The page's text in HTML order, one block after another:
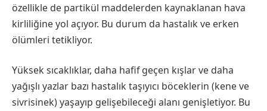
özellikle de partikül maddelerden kaynaklanan hava
kirliliğine yol açıyor. Bu durum da hastalık ve erken
ölümleri tetikliyor.
Yüksek sıcaklıklar, daha hafif geçen kışlar ve daha
yağışlı yazlar bazı hastalık taşıyıcı böceklerin (kene ve
sivrisinek) yaşayıp gelişebileceği alanı genişletiyor. Bu